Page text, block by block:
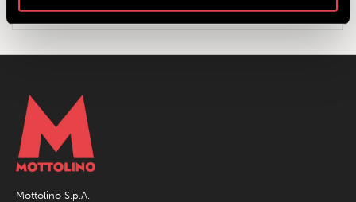
12 Jahren).
Mottolino S.p.A.